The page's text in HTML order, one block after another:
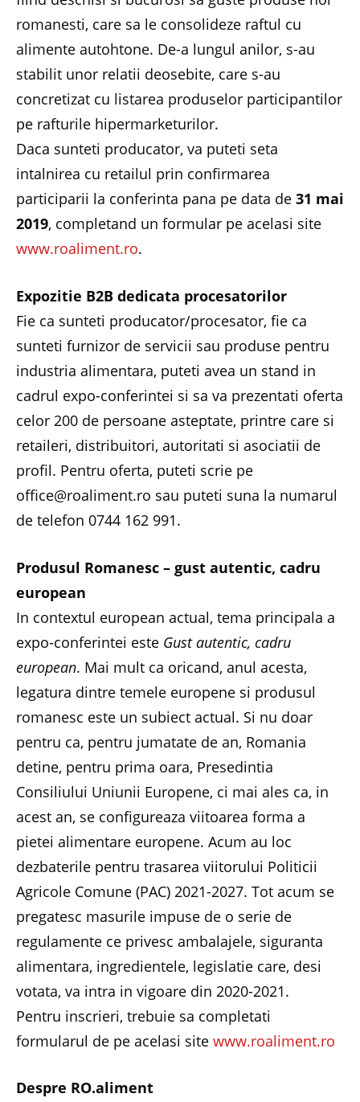
romanesti, care sa le consolideze raftul cu
alimente autohtone. De-a lungul anilor, s-au
stabilit unor relatii deosebite, care s-au
concretizat cu listarea produselor participantilor
pe rafturile hipermarketurilor.
Daca sunteti producator, va puteti seta
intalnirea cu retailul prin confirmarea
participarii la conferinta pana pe data de 31 mai
2019, completand un formular pe acelasi site
www.roaliment.ro.
Expozitie B2B dedicata procesatorilor
Fie ca sunteti producator/procesator, fie ca
sunteti furnizor de servicii sau produse pentru
industria alimentara, puteti avea un stand in
cadrul expo-conferintei si sa va prezentati oferta
celor 200 de persoane asteptate, printre care si
retaileri, distribuitori, autoritati si asociatii de
profil. Pentru oferta, puteti scrie pe
office@roaliment.ro sau puteti suna la numarul
de telefon 0744 162 991.
Produsul Romanesc – gust autentic, cadru
european
In contextul european actual, tema principala a
expo-conferintei este Gust autentic, cadru
european. Mai mult ca oricand, anul acesta,
legatura dintre temele europene si produsul
romanesc este un subiect actual. Si nu doar
pentru ca, pentru jumatate de an, Romania
detine, pentru prima oara, Presedintia
Consiliului Uniunii Europene, ci mai ales ca, in
acest an, se configureaza viitoarea forma a
pietei alimentare europene. Acum au loc
dezbaterile pentru trasarea viitorului Politicii
Agricole Comune (PAC) 2021-2027. Tot acum se
pregatesc masurile impuse de o serie de
regulamente ce privesc ambalajele, siguranta
alimentara, ingredientele, legislatie care, desi
votata, va intra in vigoare din 2020-2021.
Pentru inscrieri, trebuie sa completati
formularul de pe acelasi site www.roaliment.ro
Despre RO.aliment